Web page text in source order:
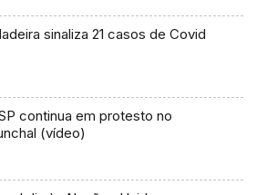
sinaliza 21 casos de Covid
continua em protesto no
(vídeo)